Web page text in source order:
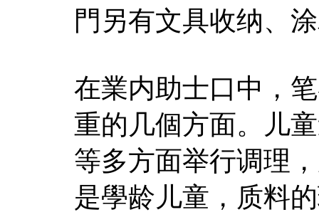
門另有文具收纳、
在業内助士口中，
重的几個方面。儿
等多方面举行调理
是學龄儿童，质料